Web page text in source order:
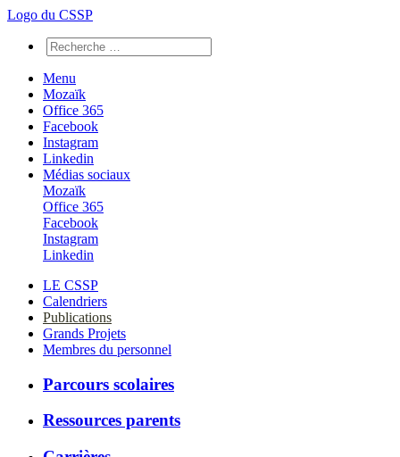
Logo du CSSP
Menu
Mozaïk
Office 365
Facebook
Instagram
Linkedin
Médias sociaux
Mozaïk
Office 365
Facebook
Instagram
Linkedin
LE CSSP
Calendriers
Publications
Grands Projets
Membres du personnel
Parcours scolaires
Ressources parents